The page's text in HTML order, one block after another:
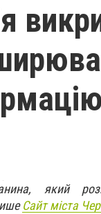
який
Сайт міста